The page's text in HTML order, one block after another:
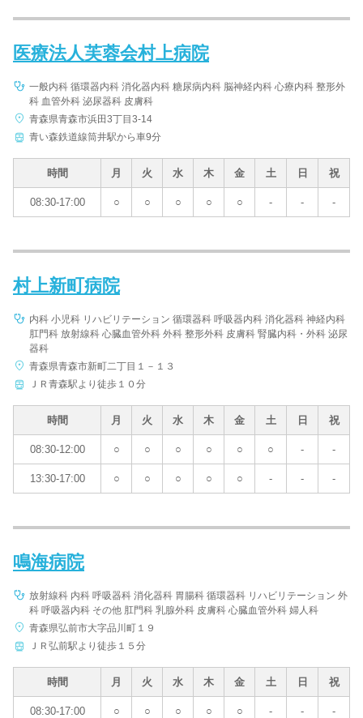
医療法人芙蓉会村上病院
一般内科 循環器内科 消化器内科 糖尿病内科 脳神経内科 心療内科 整形外
科 血管外科 泌尿器科 皮膚科
青森県青森市浜田3丁目3-14
青い森鉄道線筒井駅から車9分
時間 月 火 水 木 金 土 日 祝
08:30-17:00 ○ ○ ○ ○ ○ - - -
村上新町病院
内科 小児科 リハビリテーション 循環器科 呼吸器内科 消化器科 神経内科
肛門科 放射線科 心臓血管外科 外科 整形外科 皮膚科 腎臓内科・外科 泌尿
器科
青森県青森市新町二丁目１－１３
ＪＲ青森駅より徒歩１０分
時間 月 火 水 木 金 土 日 祝
08:30-12:00 ○ ○ ○ ○ ○ ○ - -
13:30-17:00 ○ ○ ○ ○ ○ - - -
鳴海病院
放射線科 内科 呼吸器科 消化器科 胃腸科 循環器科 リハビリテーション 外
科 呼吸器内科 その他 肛門科 乳腺外科 皮膚科 心臓血管外科 婦人科
青森県弘前市大字品川町１９
ＪＲ弘前駅より徒歩１５分
時間 月 火 水 木 金 土 日 祝
08:30-17:00 ○ ○ ○ ○ ○ - - -